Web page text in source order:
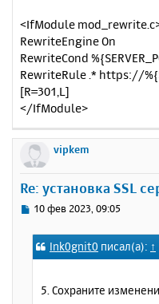
<IfModule
RewriteEngine On
RewriteCond
RewriteRule .* https://
[R=301,L]
</IfModule>
vipkem
Re: установка SSL
С
о
б
10 фев 2023, 09:05
Ink0gnit0 писал(а): ↑
5. Сохраните